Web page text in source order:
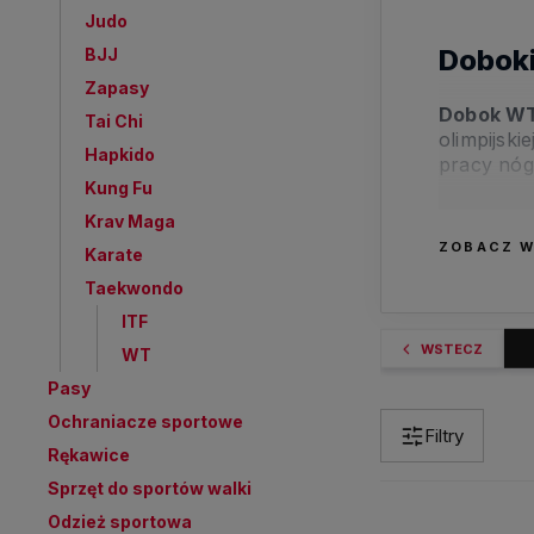
Judo
BJJ
Zapasy
Tai Chi
Hapkido
Kung Fu
Krav Maga
Karate
Taekwondo
ITF
WT
Pasy
Ochraniacze sportowe
Rękawice
Sprzęt do sportów walki
Odzież sportowa
Dobok
pracy
dla osób
Wybierz
pewnie,
ZOBACZ
WSTECZ
Filtry